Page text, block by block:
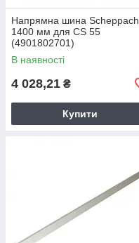
Напрямна шина Scheppach
1400 мм для CS 55
(4901802701)
В наявності
4 028,21 ₴
Купити